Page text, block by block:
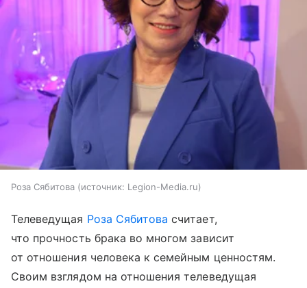
Роза Сябитова источник: Legion-Media.ru
Телеведущая Роза Сябитова считает,
что прочность брака во многом зависит
от отношения человека к семейным ценностям.
Своим взглядом на отношения телеведущая